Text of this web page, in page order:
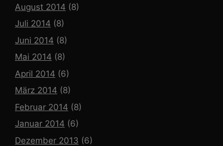
August 2014 (8)
Juli 2014 (8)
Juni 2014 (8)
Mai 2014 (8)
April 2014 (6)
März 2014 (8)
Februar 2014 (8)
Januar 2014 (6)
Dezember 2013 (6)